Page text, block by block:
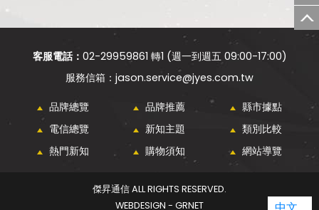
客服電話： 02-29959861 轉1 (週一到週五 09:00-17:00)
jason.service@jyes.com.tw
品牌總覽 品牌推薦
縣市據點
電信總覽
新知主題
類別比較
熱門新知
購物須知 網站導覽
傑昇通信 ALL RIGHTS RESERVED.
WEBDESIGN - GRNET